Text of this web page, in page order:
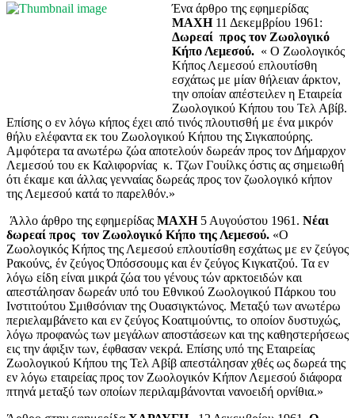
Ένα άρθρο της εφημερίδας
ΜΑΧΗ11 Δεκεμβρίου 1961:
Δωρεαί προς τον Ζωολογικό
Κήπο Λεμεσού. « Ο Ζωολογικός
Κήπος Λεμεσού επλουτίσθη
εσχάτως με μίαν θήλειαν άρκτον,
την οποίαν απέστειλεν η Εταιρεία
Ζωολογικού Κήπου του Τελ Αβίβ.
Επίσης ο εν λόγω κήπος έχει από τινός πλουτισθή με ένα μικρόν
θήλυ ελέφαντα εκ του Ζωολογικού Κήπου της Σιγκαπούρης.
Αμφότερα τα ανωτέρω ζώα αποτελούν δωρεάν προς τον Δήμαρχον
Λεμεσού του εκ Καλιφορνίας κ. Τζων Γουίλκς όστις ας σημειωθή
ότι έκαμε και άλλας γενναίας δωρεάς προς τον ζωολογικό κήπον
της Λεμεσού κατά το παρελθόν.»
Άλλο άρθρο της εφημερίδας ΜΑΧΗ5 Αυγούστου 1961. Νέαι
δωρεαί προς τον Ζωολογικό Κήπο της Λεμεσού. «Ο
Ζωολογικός Κήπος της Λεμεσού επλουτίσθη εσχάτως με εν ζεύγος
Ρακούνς, έν ζεύγος Όπόσσουμς και έν ζεύγος Κιγκατζού. Τα εν
λόγω είδη είναι μικρά ζώα του γένους τών αρκτοειδών και
απεστάλησαν δωρεάν υπό του Εθνικού Ζωολογικού Πάρκου του
Ινστιτούτου Σμιθσόνιαν της Ουασιγκτώνος. Μεταξύ των ανωτέρω
περιελαμβάνετο και εν ζεύγος Κοατιμούντις, το οποίον δυστυχώς,
λόγω προφανώς των μεγάλων αποστάσεων και της καθηστερήσεως
εις την άφιξιν των, έφθασαν νεκρά. Επίσης υπό της Εταιρείας
Ζωολογικού Κήπου της Τελ Αβίβ απεστάλησαν χθές ως δωρεά της
εν λόγω εταιρείας προς τον Ζωολογικόν Κήπον Λεμεσού διάφορα
πτηνά μεταξύ των οποίων περιλαμβάνονται νανοειδή ορνίθια.»